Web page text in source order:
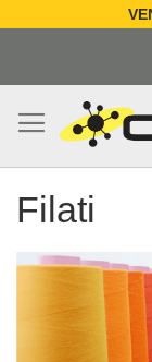
Filati